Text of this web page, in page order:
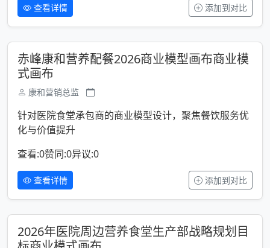
查看详情 添加到对比
赤峰康和营养配餐2026商业模型画布商业模
式画布
康和营销总监
针对医院食堂承包商的商业模型设计，聚焦餐饮服务优
化与价值提升
查看:0赞同:0异议:0
查看详情 添加到对比
2026年医院周边营养食堂生产部战略规划目